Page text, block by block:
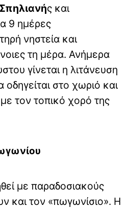
ς και
9 ημέρες
νηστεία και
τη μέρα. Ανήμερα
γίνεται η λιτάνευση
οδηγείται στο χωριό και
τον τοπικό χορό της
με παραδοσιακούς
και τον «πωγωνίσιο». Η